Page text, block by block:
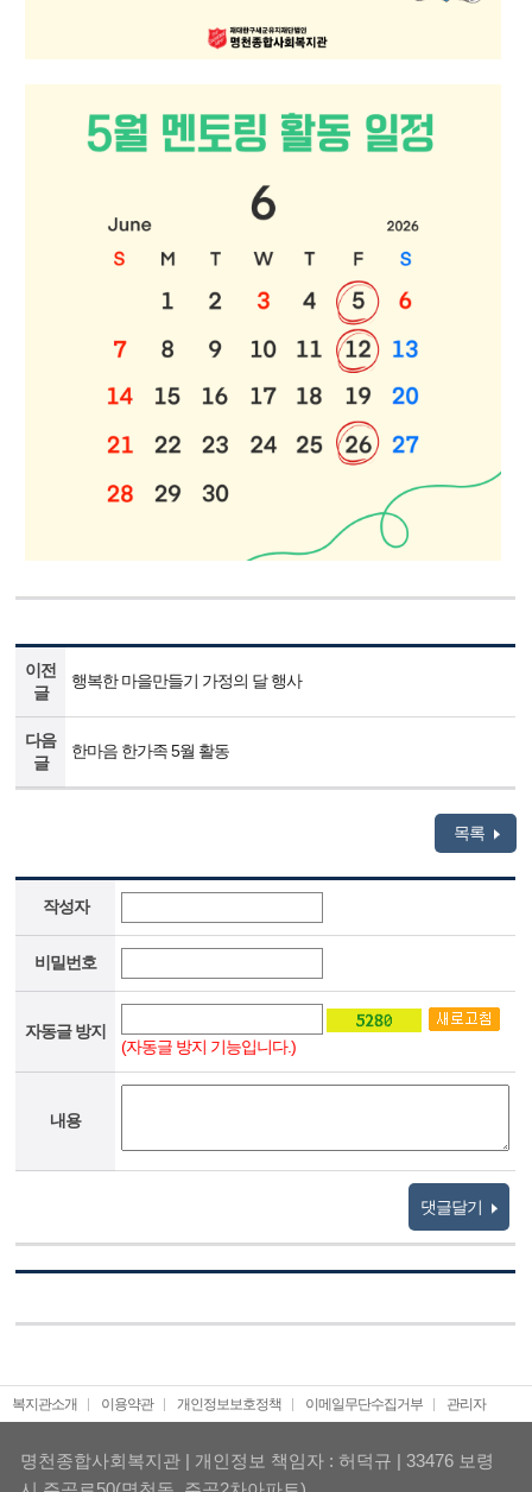
이전
글
행복한 마을만들기 가정의 달 행사
다음
글
한마음 한가족 5월 활동
목록
작성자
비밀번호
자동글 방지
(자동글 방지 기능입니다.)
내용
댓글달기
복지관소개 이용약관 개인정보보호정책 이메일무단수집거부 관리자
명천종합사회복지관 | 개인정보 책임자 : 허덕규 | 33476 보령